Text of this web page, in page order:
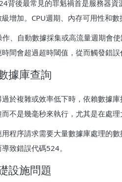
背後最常見的罪魁禍首是服務器
增加。CPU週期、內存可用性和
、自動數據採集或高流量週期會
間會超過超時閾值，從而觸發錯
據庫查詢
於複雜或效率低下時，依賴數據
不是幾毫秒來執行，尤其是在處
程序請求需要大量數據庫處理的
致錯誤代碼524。
設施問題